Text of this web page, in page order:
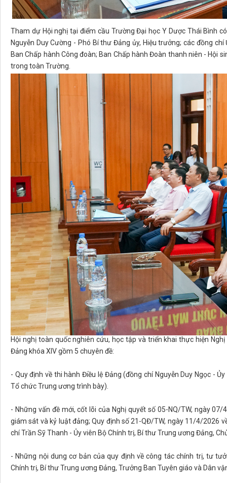
Tham dự Hội nghị tại điểm cầu Trường Đại học Y Dược Thái Bình
Nguyễn Duy Cường - Phó Bí thư Đảng ủy, Hiệu trưởng; các đồng
Ban Chấp hành Công đoàn; Ban Chấp hành Đoàn thanh niên - Hội
trong toàn Trường.
Hội nghị toàn quốc nghiên cứu, học tập và triển khai thực hiện
Đảng khóa XIV gồm 5 chuyên đề:
- Quy định về thi hành Điều lệ Đảng (đồng chí Nguyễn Duy Ngọc -
Tổ chức Trung ương trình bày).
- Những vấn đề mới, cốt lõi của Nghị quyết số 05-NQ/TW, ngày
giám sát và kỷ luật đảng; Quy định số 21-QĐ/TW, ngày 11/4/2026
chí Trần Sỹ Thanh - Ủy viên Bộ Chính trị, Bí thư Trung ương Đảng,
- Những nội dung cơ bản của quy định về công tác chính trị, tư
Chính trị, Bí thư Trung ương Đảng, Trưởng Ban Tuyên giáo và Dân